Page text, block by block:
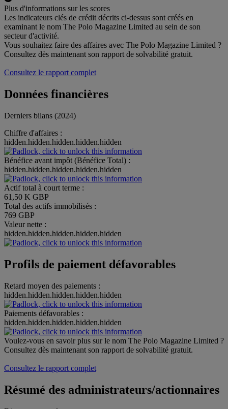
Plus d'informations sur les scores
Les indicateurs clés de crédit décrits ci-dessus sont créés en
examinant le nom The Polo Magazine Limited au sein de son
secteur d'activité.
Vous souhaitez faire des affaires avec The Polo Magazine Limited ?
Consultez dès maintenant son rapport de solvabilité gratuit.
Consultez le rapport complet
Données financières
Derniers bilans (2024)
Chiffre d'affaires :
hidden.hidden.hidden.hidden.hidden
Bénéfice avant impôt (Bénéfice Total) :
hidden.hidden.hidden.hidden.hidden
Actif total à court terme :
61,50 K GBP
Total des actifs immobilisés :
769 GBP
Valeur nette :
hidden.hidden.hidden.hidden.hidden
Profils de paiement défavorables
Retard moyen des paiements :
hidden.hidden.hidden.hidden.hidden
Paiements défavorables :
hidden.hidden.hidden.hidden.hidden
Voulez-vous en savoir plus sur le nom The Polo Magazine Limited ?
Consultez dès maintenant son rapport de solvabilité gratuit.
Consultez le rapport complet
Résumé des administrateurs/actionnaires